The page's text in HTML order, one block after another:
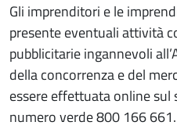
Gli imprenditori e le
presente eventuali attività
pubblicitarie ingannevoli
della concorrenza e del
essere effettuata online sul
numero verde 800 166 661.